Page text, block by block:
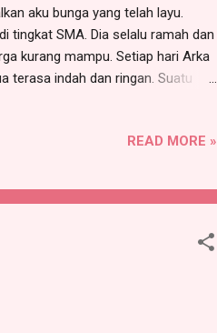
aku bunga yang telah layu.
tingkat SMA. Dia selalu ramah dan
kurang mampu. Setiap hari Arka
terasa indah dan ringan. Suatu
menjadi Pasukan Satria Merah
READ MORE »